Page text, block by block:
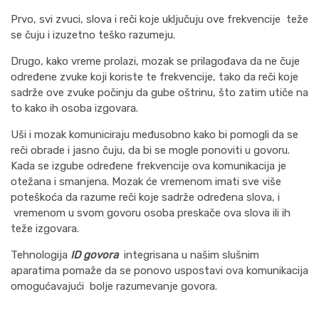
Prvo, svi zvuci, slova i reči koje uključuju ove frekvencije teže
se čuju i izuzetno teško razumeju.
Drugo, kako vreme prolazi, mozak se prilagođava da ne čuje
određene zvuke koji koriste te frekvencije, tako da reči koje
sadrže ove zvuke počinju da gube oštrinu, što zatim utiče na
to kako ih osoba izgovara.
Uši i mozak komuniciraju međusobno kako bi pomogli da se
reči obrade i jasno čuju, da bi se mogle ponoviti u govoru.
Kada se izgube određene frekvencije ova komunikacija je
otežana i smanjena. Mozak će vremenom imati sve više
poteškoća da razume reči koje sadrže određena slova, i
vremenom u svom govoru osoba preskače ova slova ili ih
teže izgovara.
Tehnologija ID govoraintegrisana u našim slušnim
aparatima pomaže da se ponovo uspostavi ova komunikacija
omogućavajući bolje razumevanje govora.